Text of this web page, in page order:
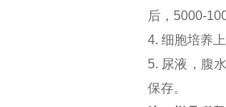
后，5000-
4. 细胞培养
5. 尿液，腹
保存。